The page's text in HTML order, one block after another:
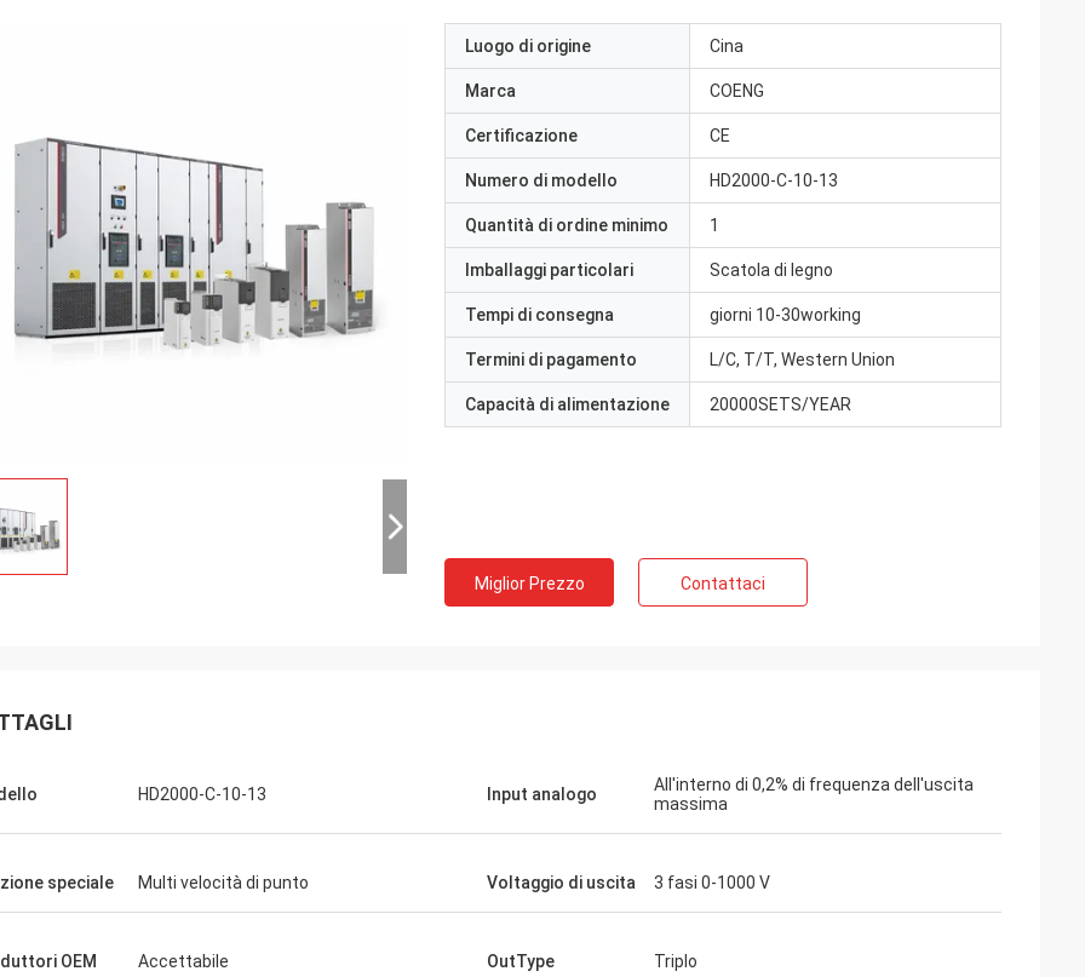
ordine di più unità PLC e HMI è
integrati, la comunicazione del
di controllo è più robusta.
di questi componenti.
senza problemi su tutti i
sensibile. L'unità che abbiamo acquistato
funziona in modo silenzioso e mantiene
una coppia costante. La qualità supera
abbiamo utilizzato, a una frazione del
costo. Eccezionale per applicazioni
nostra linea di assemblaggio. Il prodotto
ma era anche più conveniente del nostro
eliminato i nostri frequenti problemi di
sgancio. Un valore eccezionale e un
Luogo di origine Cina
Marca COENG
Certificazione CE
Numero di modello HD2000-C-10-13
Quantità di ordine minimo 1
Imballaggi particolari Scatola di legno
Tempi di consegna giorni 10-30working
Termini di pagamento L/C, T/T, Western Union
Capacità di alimentazione 20000SETS/YEAR
Miglior Prezzo Contattaci
HD2000-C-10-13 Input analogo
All'interno di 0,2% di frequenza dell'uscita
massima
speciale Multi velocità di punto Voltaggio di uscita 3 fasi 0-1000 V
OEM Accettabile OutType Triplo